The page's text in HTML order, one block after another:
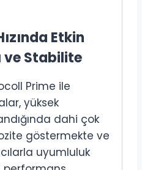
Etkin
ve Stabilite
Prime ile
yüksek
dahi çok
göstermekte ve
uyumluluk